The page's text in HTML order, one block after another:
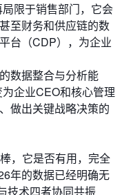
限于销售部门，它会
至财务和供应链的数
台（CDP），为企业
数据整合与分析能
企业CEO和核心管理
做出关键战略决策的
，它是否有用，完全
年的数据已经明确无
技术四者协同共振